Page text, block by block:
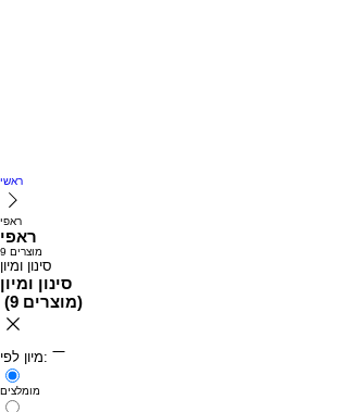
ראשי
ראפי
ראפי
9 מוצרים
סינון ומיון
סינון ומיון
(
9 מוצרים)
מיון לפי:
מומלצים